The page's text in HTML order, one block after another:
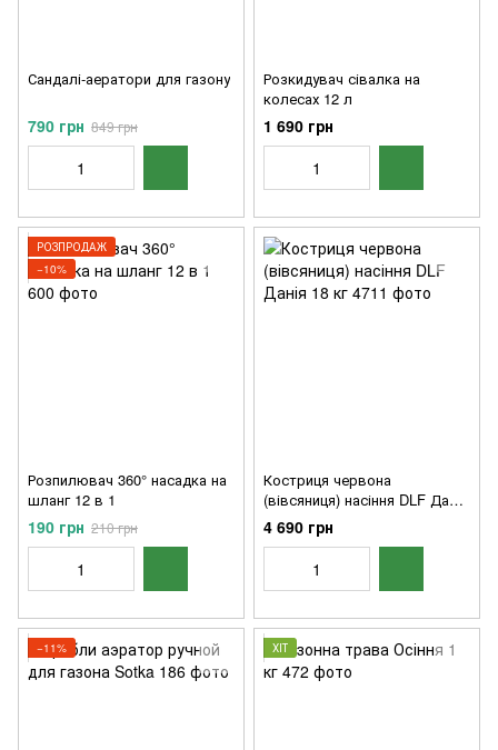
Сандалі-аератори для газону
790 грн 849 грн
Розкидувач сівалка на
колесах 12 л
1 690 грн
РОЗПРОДАЖ
−10%
Розпилювач 360° насадка на
шланг 12 в 1
190 грн 210 грн
Костриця червона
(вівсяниця) насіння DLF Данія
18 кг
4 690 грн
−11% ХІТ